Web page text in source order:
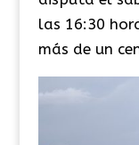
las 16:30
más de un